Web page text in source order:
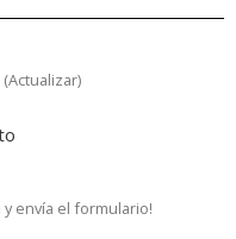
(Actualizar)
y envía el formulario!